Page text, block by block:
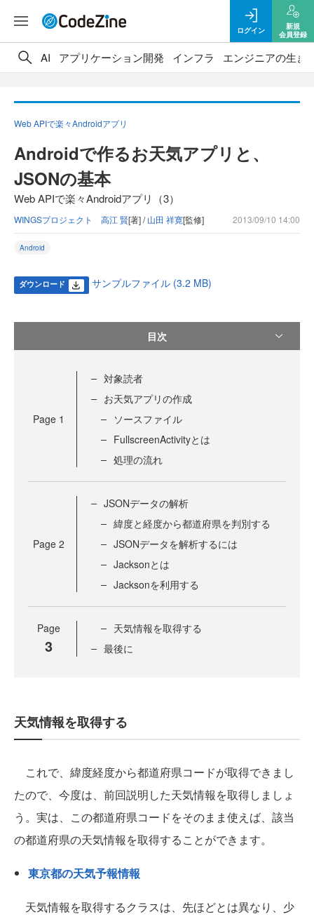
ログイン
新規
会員登録
AI アプリケーション開発 インフラ エンジニアの生き
Web APIで楽々Androidアプリ
Androidで作るお天気アプリと、
JSONの基本
Web APIで楽々Androidアプリ（3）
WINGSプロジェクト 高江 賢[著] /山田 祥寛[監修] 2013/09/10 14:00
Android
ダウンロード サンプルファイル (3.2 MB)
目次
Page 1
対象読者
お天気アプリの作成
ソースファイル
FullscreenActivityとは
処理の流れ
Page 2
JSONデータの解析
緯度と経度から都道府県を判別する
JSONデータを解析するには
Jacksonとは
Jacksonを利用する
Page
3
天気情報を取得する
最後に
天気情報を取得する
これで、緯度経度から都道府県コードが取得できまし
たので、今度は、前回説明した天気情報を取得しましょ
う。実は、この都道府県コードをそのまま使えば、該当
の都道府県の天気情報を取得することができます。
東京都の天気予報情報
天気情報を取得するクラスは、先ほどとは異なり、少